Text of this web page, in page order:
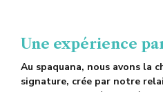
Une expérience
Au spaquana, nous avons la
signature, crée par notre